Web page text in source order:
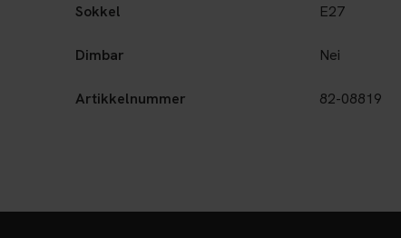
Sokkel E27
Dimbar Nei
Artikkelnummer 82-08819